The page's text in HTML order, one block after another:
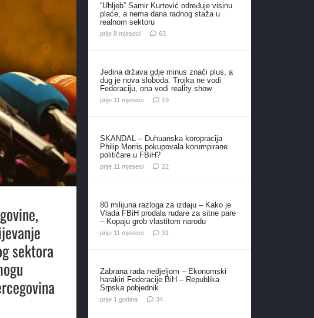
sektora
“Uhljeb” Samir Kurtović određuje visinu
plaće, a nema dana radnog staža u
realnom sektoru
prije 8 mjeseci 63komentara
Jedina država gdje minus znači plus, a
dug je nova sloboda. Trojka ne vodi
Federaciju, ona vodi reality show
prije 11 mjeseci 19komentara
SKANDAL – Duhuanska koropracija
Philip Morris pokupovala korumpirane
političare u FBiH?
prije 11 mjeseci 22komentara
80 milijuna razloga za izdaju – Kako je
Vlada FBiH prodala rudare za sitne pare
– Kopaju grob vlastitom narodu
prije 11 mjeseci 31
Zabrana rada nedjeljom – Ekonomski
harakiri Federacije BiH – Republika
Srpska pobjednik
prije 1 godina 34komentara